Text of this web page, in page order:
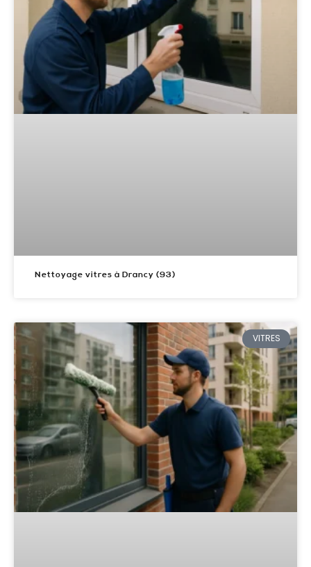
Nettoyage vitres à Drancy (93)
VITRES